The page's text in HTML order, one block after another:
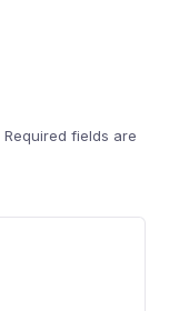
Required fields are